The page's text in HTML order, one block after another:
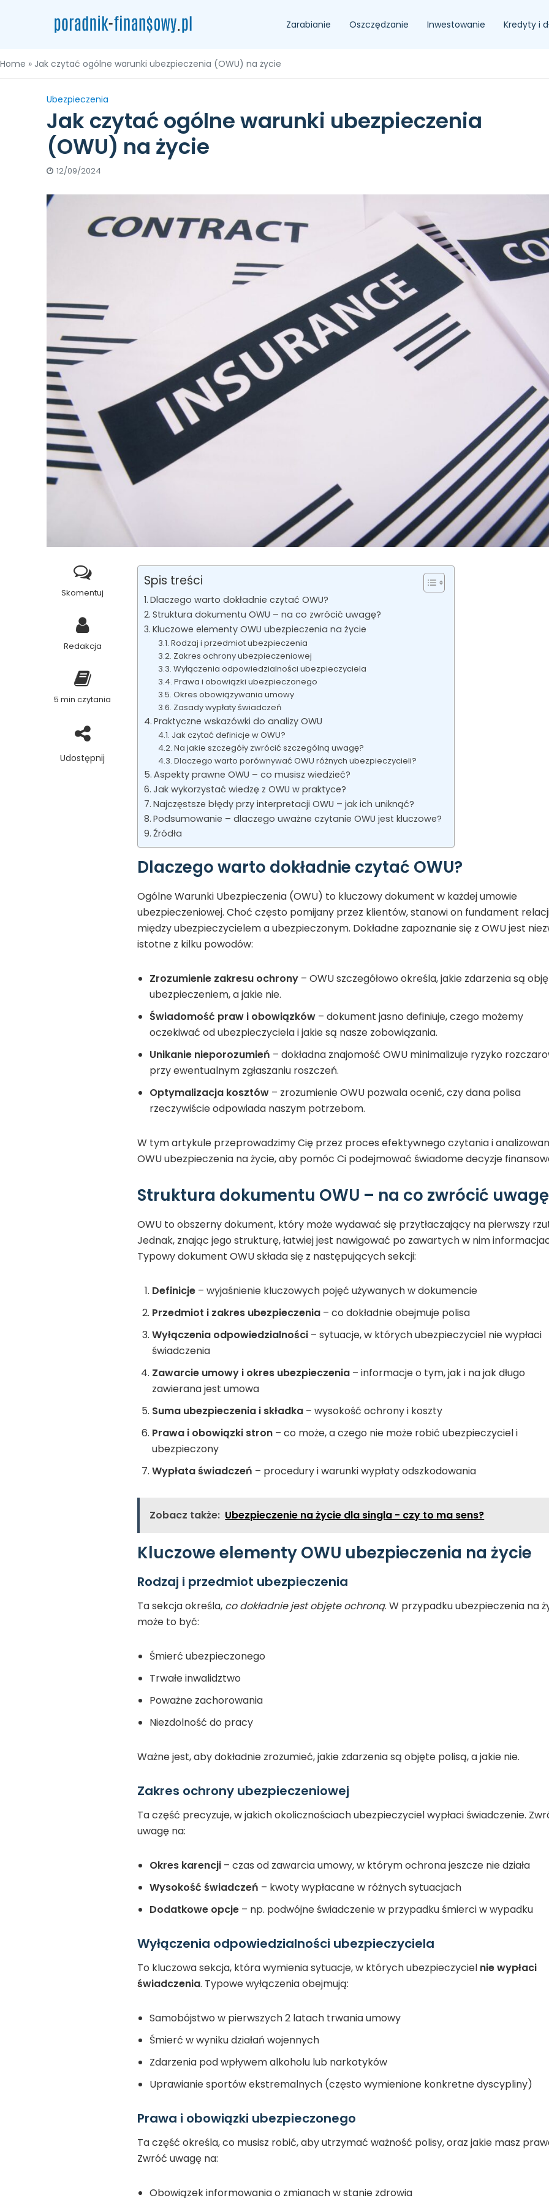
Zarabianie Oszczędzanie Inwestowanie Kredyty i
Home » Jak czytać ogólne warunki ubezpieczenia (OWU) na życie
Ubezpieczenia
Jak czytać ogólne warunki ubezpieczenia
(OWU) na życie
12/09/2024
Skomentuj
Redakcja
5 min czytania
Udostępnij
Spis treści
Dlaczego warto dokładnie czytać OWU?
Struktura dokumentu OWU – na co zwrócić uwagę?
Kluczowe elementy OWU ubezpieczenia na życie
Rodzaj i przedmiot ubezpieczenia
Zakres ochrony ubezpieczeniowej
Wyłączenia odpowiedzialności ubezpieczyciela
Prawa i obowiązki ubezpieczonego
Okres obowiązywania umowy
Zasady wypłaty świadczeń
Praktyczne wskazówki do analizy OWU
Jak czytać definicje w OWU?
Na jakie szczegóły zwrócić szczególną uwagę?
Dlaczego warto porównywać OWU różnych ubezpieczycieli?
Aspekty prawne OWU – co musisz wiedzieć?
Jak wykorzystać wiedzę z OWU w praktyce?
Najczęstsze błędy przy interpretacji OWU – jak ich uniknąć?
Podsumowanie – dlaczego uważne czytanie OWU jest kluczowe?
Źródła
Dlaczego warto dokładnie czytać OWU?
Ogólne Warunki Ubezpieczenia (OWU) to kluczowy dokument w każdej umowie
ubezpieczeniowej. Choć często pomijany przez klientów, stanowi on fundament
między ubezpieczycielem a ubezpieczonym. Dokładne zapoznanie się z OWU jest
istotne z kilku powodów:
Zrozumienie zakresu ochrony – OWU szczegółowo określa, jakie zdarzenia są
ubezpieczeniem, a jakie nie.
Świadomość praw i obowiązków – dokument jasno definiuje, czego możemy
oczekiwać od ubezpieczyciela i jakie są nasze zobowiązania.
Unikanie nieporozumień – dokładna znajomość OWU minimalizuje ryzyko
przy ewentualnym zgłaszaniu roszczeń.
Optymalizacja kosztów – zrozumienie OWU pozwala ocenić, czy dana polisa
rzeczywiście odpowiada naszym potrzebom.
W tym artykule przeprowadzimy Cię przez proces efektywnego czytania i
OWU ubezpieczenia na życie, aby pomóc Ci podejmować świadome decyzje
Struktura dokumentu OWU – na co zwrócić
OWU to obszerny dokument, który może wydawać się przytłaczający na pierwszy
Jednak, znając jego strukturę, łatwiej jest nawigować po zawartych w nim
Typowy dokument OWU składa się z następujących sekcji:
Definicje – wyjaśnienie kluczowych pojęć używanych w dokumencie
Przedmiot i zakres ubezpieczenia – co dokładnie obejmuje polisa
Wyłączenia odpowiedzialności – sytuacje, w których ubezpieczyciel nie wypłaci
świadczenia
Zawarcie umowy i okres ubezpieczenia – informacje o tym, jak i na jak długo
zawierana jest umowa
Suma ubezpieczenia i składka – wysokość ochrony i koszty
Prawa i obowiązki stron – co może, a czego nie może robić ubezpieczyciel i
ubezpieczony
Wypłata świadczeń – procedury i warunki wypłaty odszkodowania
Zobacz także: Ubezpieczenie na życie dla singla - czy to ma sens?
Kluczowe elementy OWU ubezpieczenia na życie
Rodzaj i przedmiot ubezpieczenia
Ta sekcja określa, co dokładnie jest objęte ochroną. W przypadku ubezpieczenia na
może to być:
Śmierć ubezpieczonego
Trwałe inwalidztwo
Poważne zachorowania
Niezdolność do pracy
Ważne jest, aby dokładnie zrozumieć, jakie zdarzenia są objęte polisą, a jakie nie.
Zakres ochrony ubezpieczeniowej
Ta część precyzuje, w jakich okolicznościach ubezpieczyciel wypłaci świadczenie.
uwagę na:
Okres karencji – czas od zawarcia umowy, w którym ochrona jeszcze nie działa
Wysokość świadczeń – kwoty wypłacane w różnych sytuacjach
Dodatkowe opcje – np. podwójne świadczenie w przypadku śmierci w wypadku
Wyłączenia odpowiedzialności ubezpieczyciela
To kluczowa sekcja, która wymienia sytuacje, w których ubezpieczyciel nie wypłaci
świadczenia. Typowe wyłączenia obejmują:
Samobójstwo w pierwszych 2 latach trwania umowy
Śmierć w wyniku działań wojennych
Zdarzenia pod wpływem alkoholu lub narkotyków
Uprawianie sportów ekstremalnych (często wymienione konkretne dyscypliny)
Prawa i obowiązki ubezpieczonego
Ta część określa, co musisz robić, aby utrzymać ważność polisy, oraz jakie masz
Zwróć uwagę na:
Obowiązek informowania o zmianach w stanie zdrowia